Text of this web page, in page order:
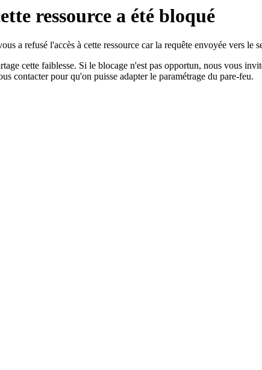
ressource a été bloqué
a refusé l'accès à cette ressource car la requête envoyée vers le
cette faiblesse. Si le blocage n'est pas opportun, nous vous
contacter pour qu'on puisse adapter le paramétrage du pare-feu.